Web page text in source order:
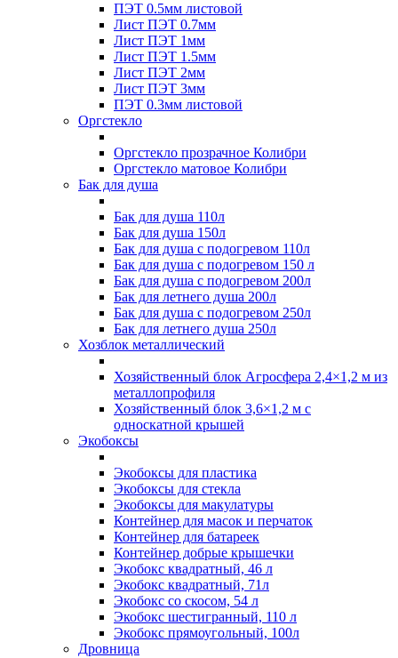
ПЭТ 0.5мм листовой
Лист ПЭТ 0.7мм
Лист ПЭТ 1мм
Лист ПЭТ 1.5мм
Лист ПЭТ 2мм
Лист ПЭТ 3мм
ПЭТ 0.3мм листовой
Оргстекло
Оргстекло прозрачное Колибри
Оргстекло матовое Колибри
Бак для душа
Бак для душа 110л
Бак для душа 150л
Бак для душа с подогревом 110л
Бак для душа с подогревом 150 л
Бак для душа с подогревом 200л
Бак для летнего душа 200л
Бак для душа с подогревом 250л
Бак для летнего душа 250л
Хозблок металлический
Хозяйственный блок Агросфера 2,4×1,2 м из
металлопрофиля
Хозяйственный блок 3,6×1,2 м с
односкатной крышей
Экобоксы
Экобоксы для пластика
Экобоксы для стекла
Экобоксы для макулатуры
Контейнер для масок и перчаток
Контейнер для батареек
Контейнер добрые крышечки
Экобокс квадратный, 46 л
Экобокс квадратный, 71л
Экобокс со скосом, 54 л
Экобокс шестигранный, 110 л
Экобокс прямоугольный, 100л
Дровница